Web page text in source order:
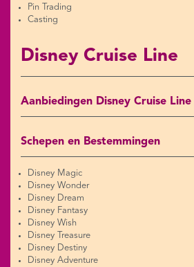
Pin Trading
Casting
Disney Cruise Line
Aanbiedingen Disney Cruise Line
Schepen en Bestemmingen
Disney Magic
Disney Wonder
Disney Dream
Disney Fantasy
Disney Wish
Disney Treasure
Disney Destiny
Disney Adventure